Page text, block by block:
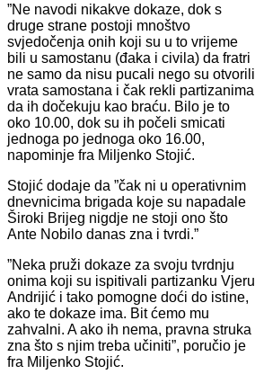
”Ne navodi nikakve dokaze, dok s
druge strane postoji mnoštvo
svjedočenja onih koji su u to vrijeme
bili u samostanu (đaka i civila) da fratri
ne samo da nisu pucali nego su otvorili
vrata samostana i čak rekli partizanima
da ih dočekuju kao braću. Bilo je to
oko 10.00, dok su ih počeli smicati
jednoga po jednoga oko 16.00,
napominje fra Miljenko Stojić.
Stojić dodaje da ”čak ni u operativnim
dnevnicima brigada koje su napadale
Široki Brijeg nigdje ne stoji ono što
Ante Nobilo danas zna i tvrdi.”
”Neka pruži dokaze za svoju tvrdnju
onima koji su ispitivali partizanku Vjeru
Andrijić i tako pomogne doći do istine,
ako te dokaze ima. Bit ćemo mu
zahvalni. A ako ih nema, pravna struka
zna što s njim treba učiniti”, poručio je
fra Miljenko Stojić.